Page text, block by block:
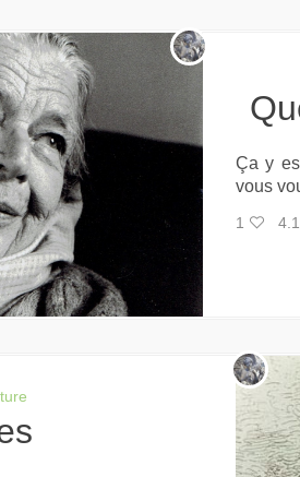
Ça y
vous
1